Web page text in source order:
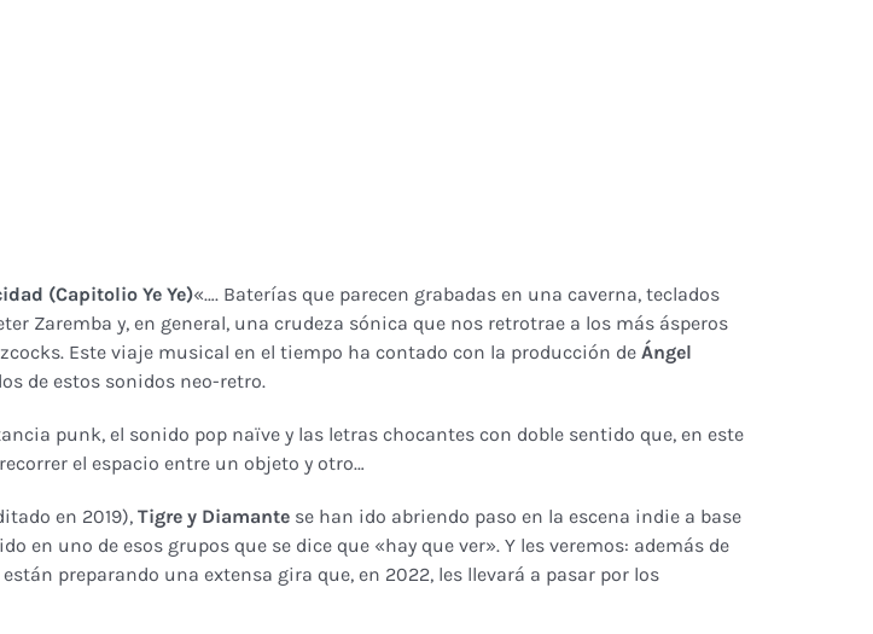
(Capitolio Ye Ye)«…. Baterías que parecen grabadas en una caverna, teclados
Zaremba y, en general, una crudeza sónica que nos retrotrae a los más ásperos
Este viaje musical en el tiempo ha contado con la producción de Ángel
de estos sonidos neo-retro.
punk, el sonido pop naïve y las letras chocantes con doble sentido que, en este
el espacio entre un objeto y otro…
en 2019), Tigre y Diamante se han ido abriendo paso en la escena indie a base
uno de esos grupos que se dice que «hay que ver». Y les veremos: además de
están preparando una extensa gira que, en 2022, les llevará a pasar por los